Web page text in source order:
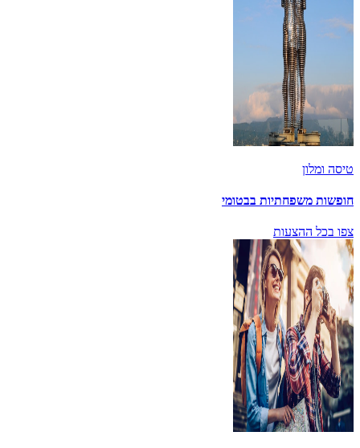
טיסה ומלון
חופשות משפחתיות בבטומי
צפו בכל ההצעות